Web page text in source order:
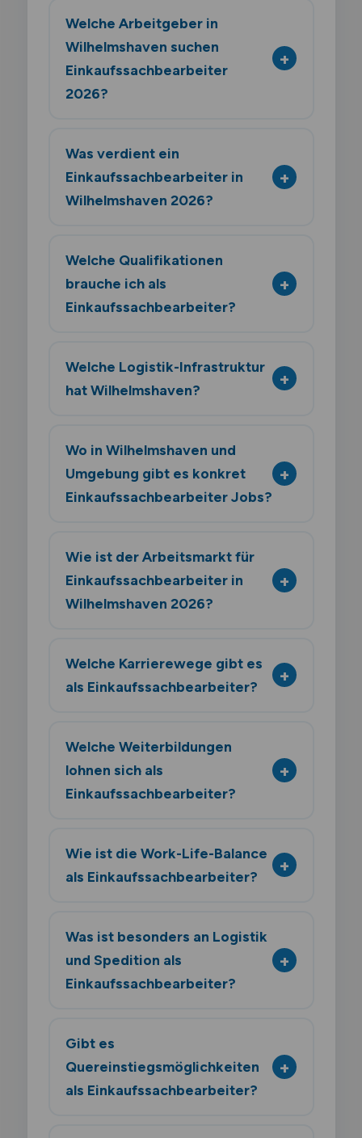
Welche Arbeitgeber in
Wilhelmshaven suchen
Einkaufssachbearbeiter
2026?
Was verdient ein
Einkaufssachbearbeiter in
Wilhelmshaven 2026?
Welche Qualifikationen
brauche ich als
Einkaufssachbearbeiter?
Welche Logistik-Infrastruktur
hat Wilhelmshaven?
Wo in Wilhelmshaven und
Umgebung gibt es konkret
Einkaufssachbearbeiter Jobs?
Wie ist der Arbeitsmarkt für
Einkaufssachbearbeiter in
Wilhelmshaven 2026?
Welche Karrierewege gibt es
als Einkaufssachbearbeiter?
Welche Weiterbildungen
lohnen sich als
Einkaufssachbearbeiter?
Wie ist die Work-Life-Balance
als Einkaufssachbearbeiter?
Was ist besonders an Logistik
und Spedition als
Einkaufssachbearbeiter?
Gibt es
Quereinstiegsmöglichkeiten
als Einkaufssachbearbeiter?